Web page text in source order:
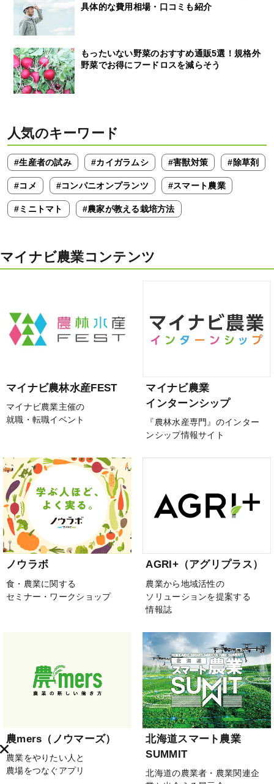
具体的な費用相場・口コミも紹介
もったいない野菜のおすすめ通販5選！規格外
野菜でお得にフードロスを減らそう
人気のキーワード
#生産者の試み #カイガラムシ #害獣対策 #除草剤
#コメ #コンパニオンプランツ #スマート農業
#ミニトマト #農家が教える栽培方法
マイナビ農業コンテンツ
マイナビ農林水産FEST
マイナビ農業主催の
就職・転職イベント
マイナビ農業
インターンシップ
『農林水産専門』のインター
ンシップ情報サイト
ノウラボ
食・農業に関する
セミナー・ワークショップ
AGRI+（アグリプラス）
農業から地域活性の
ソリューションを提案する
情報誌
農mers（ノウマーズ）
農業をやりたい人と
農場をつなぐアプリ
北海道スマート農業
SUMMIT
北海道の農業者・農業関連企